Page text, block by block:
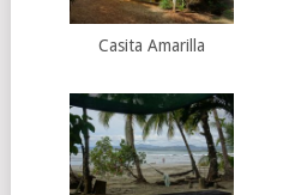
Casita Amarilla